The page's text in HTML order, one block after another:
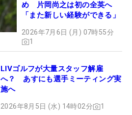
め 片岡尚之は初の全英へ
「また新しい経験ができる」
2026年7月6日 (月) 07時55分
1
LIVゴルフが大量スタッフ解雇
へ？ あすにも選手ミーティング実
施へ
2026年8月5日 (水) 14時02分 1